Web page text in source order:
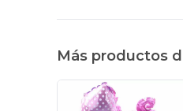
Más productos